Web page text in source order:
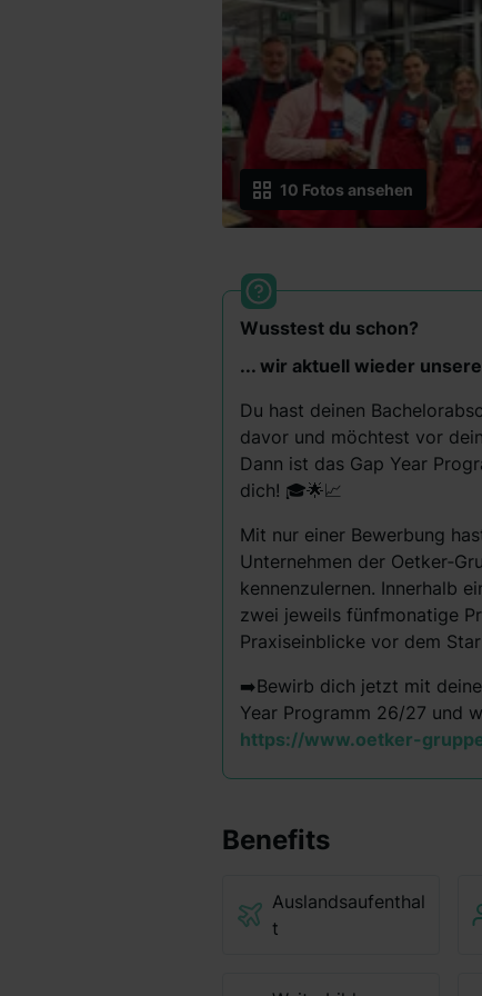
10 Fotos ansehen
Wusstest du schon?
... wir aktuell wieder
Du hast deinen
davor und möchtest vor
Dann ist das Gap Year
dich! 🎓🌟📈
Mit nur einer Bewerbung
Unternehmen der
kennenzulernen. Innerhalb
zwei jeweils fünfmonatige
Praxiseinblicke vor dem
➡️Bewirb dich jetzt mit
Year Programm 26/27 und
https://www.oetker-
Benefits
Auslandsaufenthal
t